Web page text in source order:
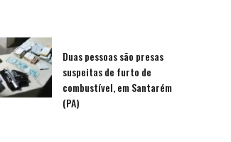
Duas pessoas são presas
suspeitas de furto de
combustível, em Santarém
(PA)